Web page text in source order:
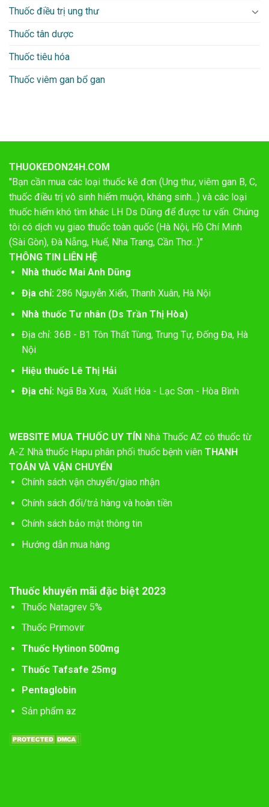
Thuốc điều trị ung thư
Thuốc tân dược
Thuốc tiêu hóa
Thuốc viêm gan bổ gan
THUOKEDON24H.COM
"Bạn cần mua các loại thuốc kê đơn (Ung thư, viêm gan B, C,
thuốc điều trị vô sinh hiếm muộn, kháng sinh...) và các loại
thuốc hiếm khó tìm khác LH Ds Dũng để được tư vấn. Chúng
tôi có dịch vụ giao thuốc toàn quốc (Hà Nội, Hồ Chí Minh
(Sài Gòn), Đà Nẵng, Huế, Nha Trang, Cần Thơ...)"
THÔNG TIN LIÊN HỆ
Nhà thuốc Mai Anh Dũng
Địa chỉ:286 Nguyễn Xiển, Thanh Xuân, Hà Nội
Nhà thuốc Tư nhân (Ds Trần Thị Hòa)
Địa chỉ: 36B - B1 Tôn Thất Tùng, Trung Tự, Đống Đa, Hà
Nội
Hiệu thuốc Lê Thị Hải
Địa chỉ: Ngã Ba Xưa, Xuất Hóa - Lạc Sơn - Hòa Bình
WEBSITE MUA THUỐC UY TÍN Nhà Thuốc AZ có thuốc từ
A-Z Nhà thuốc Hapu phân phối thuốc bệnh viên THANH
TOÁN VÀ VẬN CHUYỂN
Chính sách vận chuyển/giao nhận
Chính sách đổi/trả hàng và hoàn tiền
Chính sách bảo mật thông tin
Hướng dẫn mua hàng
Thuốc khuyến mãi đặc biệt 2023
Thuốc Natagrev 5%
Thuốc Primovir
Thuốc Hytinon 500mg
Thuốc Tafsafe 25mg
Pentaglobin
Sản phẩm az